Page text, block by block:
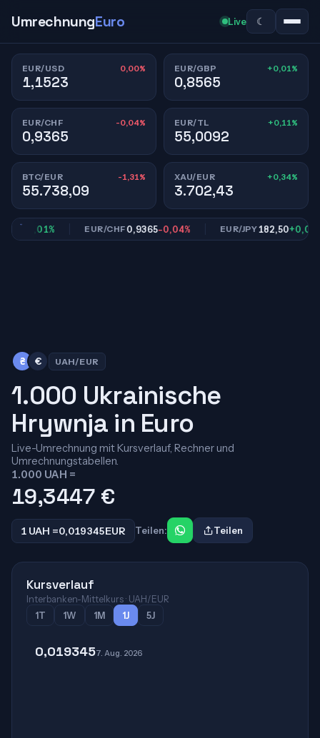
UmrechnungEuro Live ☾
EUR/USD 0,00%
1,1523
EUR/GBP +0,01%
0,8565
EUR/CHF -0,04%
0,9365
EUR/TL +0,11%
55,0092
BTC/EUR -1,31%
55.738,09
XAU/EUR +0,34%
3.702,43
+0,01% EUR/CHF0,9365-0,04% EUR/JPY182,50+0,02%
₴ € UAH/EUR
1.000 Ukrainische
Hrywnja in Euro
Live-Umrechnung mit Kursverlauf, Rechner und
Umrechnungstabellen.
1.000 UAH =
19,3447 €
1 UAH =0,019345EUR Teilen: Teilen
Kursverlauf
Interbanken-Mittelkurs · UAH/EUR
1T
1W 1M 1J 5J
0,0193457. Aug. 2026